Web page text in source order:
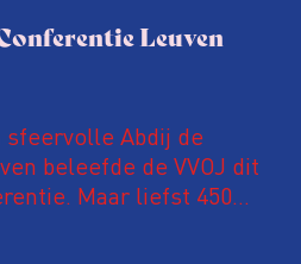
Leuven
sfeervolle Abdij de
beleefde de VVOJ dit
Maar liefst 450